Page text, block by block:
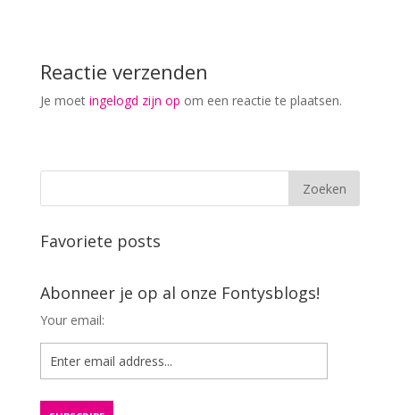
Reactie verzenden
Je moet ingelogd zijn op om een reactie te plaatsen.
Favoriete posts
Abonneer je op al onze Fontysblogs!
Your email: